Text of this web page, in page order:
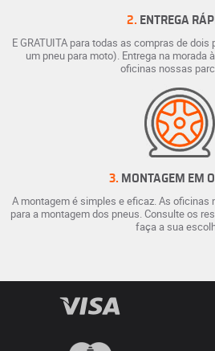
2. ENTREGA
E GRATUITA para todas as compras de
um pneu para moto). Entrega na morada
oficinas nossas
3. MONTAGEM EM
A montagem é simples e eficaz. As
para a montagem dos pneus. Consulte os
faça a sua